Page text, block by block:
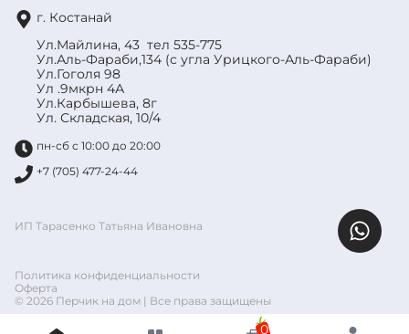
г. Костанай
Ул.Майлина, 43 тел 535-775
Ул.Аль-Фараби,134 (с угла Урицкого-Аль-Фараби)
Ул.Гоголя 98
Ул .9мкрн 4А
Ул.Карбышева, 8г
Ул. Складская, 10/4
пн-сб с 10:00 до 20:00
+7 (705) 477-24-44
ИП Тарасенко Татьяна Ивановна
Политика конфиденциальности
Оферта
© 2026 Перчик на дом | Все права защищены
0